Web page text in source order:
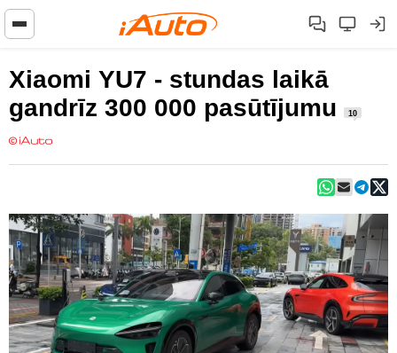
Xiaomi YU7 - stundas laikā
gandrīz 300 000 pasūtījumu
10